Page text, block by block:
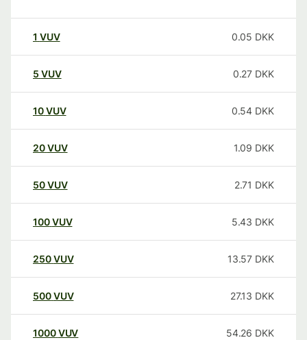
1 VUV 0.05 DKK
5 VUV 0.27 DKK
10VUV 0.54 DKK
20VUV 1.09 DKK
50VUV 2.71 DKK
100VUV 5.43 DKK
250VUV 13.57 DKK
500VUV 27.13 DKK
1000VUV 54.26 DKK